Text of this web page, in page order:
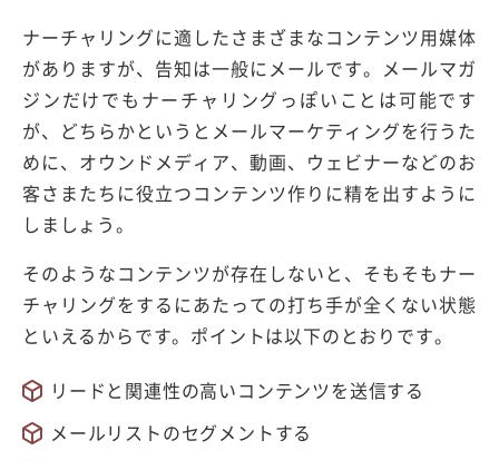
ナーチャリングに適したさまざまなコンテンツ用媒体
がありますが、告知は一般にメールです。メールマガ
ジンだけでもナーチャリングっぽいことは可能です
が、どちらかというとメールマーケティングを行うた
めに、オウンドメディア、動画、ウェビナーなどのお
客さまたちに役立つコンテンツ作りに精を出すように
しましょう。
そのようなコンテンツが存在しないと、そもそもナー
チャリングをするにあたっての打ち手が全くない状態
といえるからです。ポイントは以下のとおりです。
リードと関連性の高いコンテンツを送信する
メールリストのセグメントする